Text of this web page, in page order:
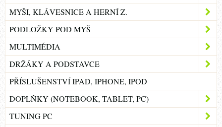
MYŠI, KLÁVESNICE A HERNÍ Z.
PODLOŽKY POD MYŠ
MULTIMÉDIA
DRŽÁKY A PODSTAVCE
PŘÍSLUŠENSTVÍ IPAD, IPHONE, IPOD
DOPLŇKY (NOTEBOOK, TABLET, PC)
TUNING PC